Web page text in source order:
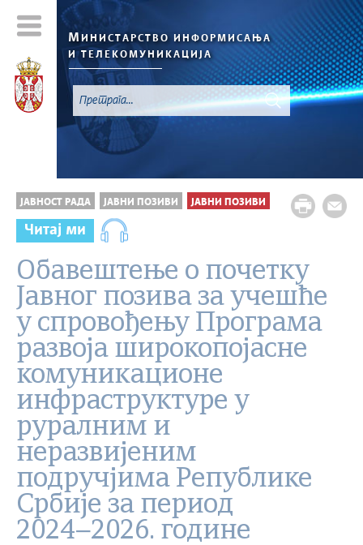
МИНИСТАРСТВО ИНФОРМИСАЊА
И ТЕЛЕКОМУНИКАЦИЈА
ЈАВНОСТ РАДА ЈАВНИ ПОЗИВИ ЈАВНИ ПОЗИВИ
Читај ми
Обавештење о почетку
Јавнoг позива за учешће
у спровођењу Програма
развоја широкопојасне
комуникационе
инфраструктуре у
руралним и
неразвијеним
подручјима Републике
Србије за период
2024−2026. године